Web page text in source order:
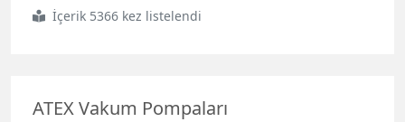
İçerik 5366 kez listelendi
ATEX Vakum Pompaları